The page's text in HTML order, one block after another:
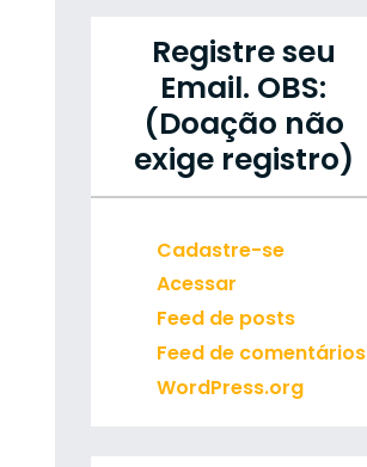
Registre seu
Email. OBS:
(Doação não
exige registro)
Cadastre-se
Acessar
Feed de posts
Feed de comentários
WordPress.org